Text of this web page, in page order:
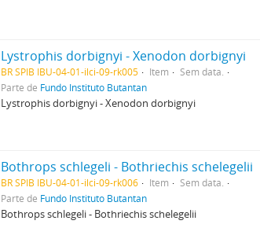
Lystrophis dorbignyi - Xenodon dorbignyi
BR SPIB IBU-04-01-ilci-09-rk005 Item
Sem data.
Parte de Fundo Instituto Butantan
Lystrophis dorbignyi - Xenodon dorbignyi
Bothrops schlegeli - Bothriechis schelegelii
BR SPIB IBU-04-01-ilci-09-rk006 Item
Sem data.
Parte de Fundo Instituto Butantan
Bothrops schlegeli - Bothriechis schelegelii